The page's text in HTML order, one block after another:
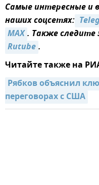
Самые интересные и
наших соцсетях:
MAX. Также следите
Rutube.
Читайте также на
Рябков объяснил
переговорах с США